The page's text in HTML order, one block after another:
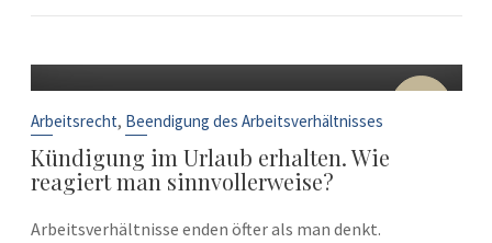
10
Arbeitsrecht, Beendigung des Arbeitsverhältnisses
Kündigung im Urlaub erhalten. Wie
reagiert man sinnvollerweise?
Arbeitsverhältnisse enden öfter als man denkt.